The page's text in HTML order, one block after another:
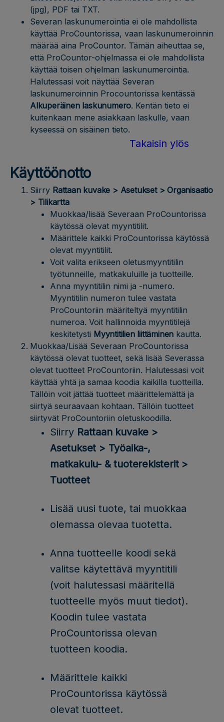
(jpg), PDF tai TXT.
Severan laskunumerointia ei ole mahdollista
käyttää ProCountorissa, vaan laskunumeroinnin
määrää aina ProCountor. Tämän aiheuttaa se,
että ProCountor-ohjelmassa ei ole mahdollista
käyttää toisen ohjelman laskunumerointia.
Halutessasi voit näyttää Severan
laskunumeroinnin Procountorissa kentässä
Alkuperäinen laskunumero. Kentän tieto ei
kuitenkaan mene asiakkaan laskulle, vaan
kyseessä on sisäinen tieto.
Takaisin ylös
Käyttöönotto
Siirry Rattaan kuvake > Asetukset > Organisaatio
> Tilikartta
Muokkaa/lisää Severaan ProCountorissa
käytössä olevat myyntitilit.
Määrittele kaikki ProCountorissa käytössä
olevat myyntitilit.
Voit valita erikseen oletusmyyntitilin
työtunneille, matkakuluille ja tuotteille.
Anna myyntitilin nimi ja -numero.
Myyntitilin numeron tulee vastata
ProCountoriin määriteltyä myyntitilin
numeroa. Voit hallinnoida myyntitilejä
keskitetysti Myyntitilien liittäminen kautta.
Muokkaa/Lisää Severaan ProCountorissa
käytössä olevat tuotteet, sekä lisää Severassa
olevat tuotteet ProCountoriin. Halutessasi voit
käyttää yhtä ja samaa koodia kaikilla tuotteilla.
Tällöin voit jättää tuotteet määrittelemättä ja
siirtyä seuraavaan kohtaan. Tällöin tuotteet
siirtyvät ProCountoriin oletuskoodilla.
Siirry Rattaan kuvake >
Asetukset > Työaika-,
matkakulu- & tuoterekisterit >
Tuotteet
Lisää uusi tuote, tai muokkaa
olemassa olevaa tuotetta.
Anna tuotteelle koodi sekä
valitse käytettävä myyntitili
(voit halutessasi määritellä
tuotteelle myös muut tiedot).
Koodin tulee vastata
ProCountorissa olevan
tuotteen koodia.
Määrittele kaikki
ProCountorissa käytössä
olevat tuotteet.